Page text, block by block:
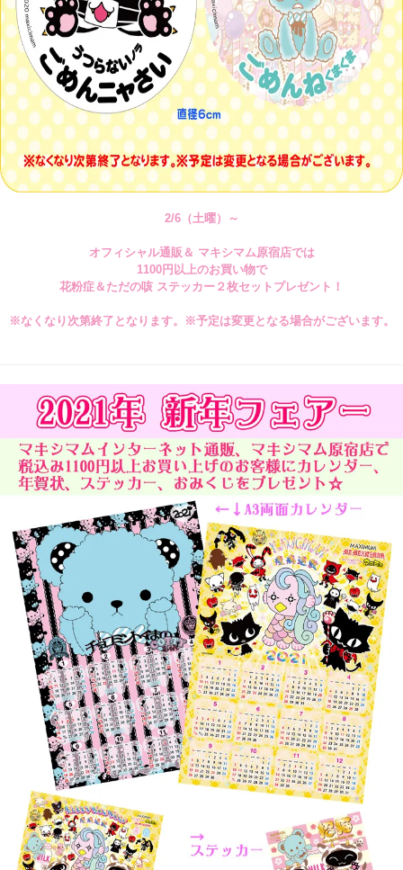
2/6（土曜）～
オフィシャル通販＆ マキシマム原宿店では
1100円以上のお買い物で
花粉症＆ただの咳 ステッカー２枚セットプレゼント！
※なくなり次第終了となります。※予定は変更となる場合がございます。